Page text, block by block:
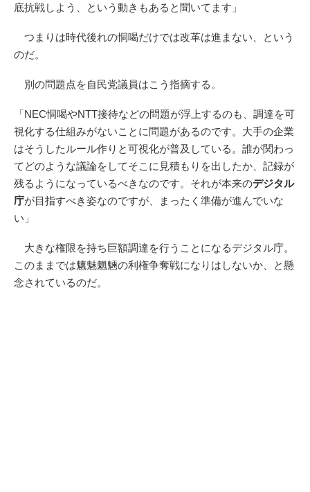
底抗戦しよう、という動きもあると聞いてます」
つまりは時代後れの恫喝だけでは改革は進まない、という
のだ。
別の問題点を自民党議員はこう指摘する。
「NEC恫喝やNTT接待などの問題が浮上するのも、調達を可
視化する仕組みがないことに問題があるのです。大手の企業
はそうしたルール作りと可視化が普及している。誰が関わっ
てどのような議論をしてそこに見積もりを出したか、記録が
残るようになっているべきなのです。それが本来のデジタル
庁が目指すべき姿なのですが、まったく準備が進んでいな
い」
大きな権限を持ち巨額調達を行うことになるデジタル庁。
このままでは魑魅魍魎の利権争奪戦になりはしないか、と懸
念されているのだ。